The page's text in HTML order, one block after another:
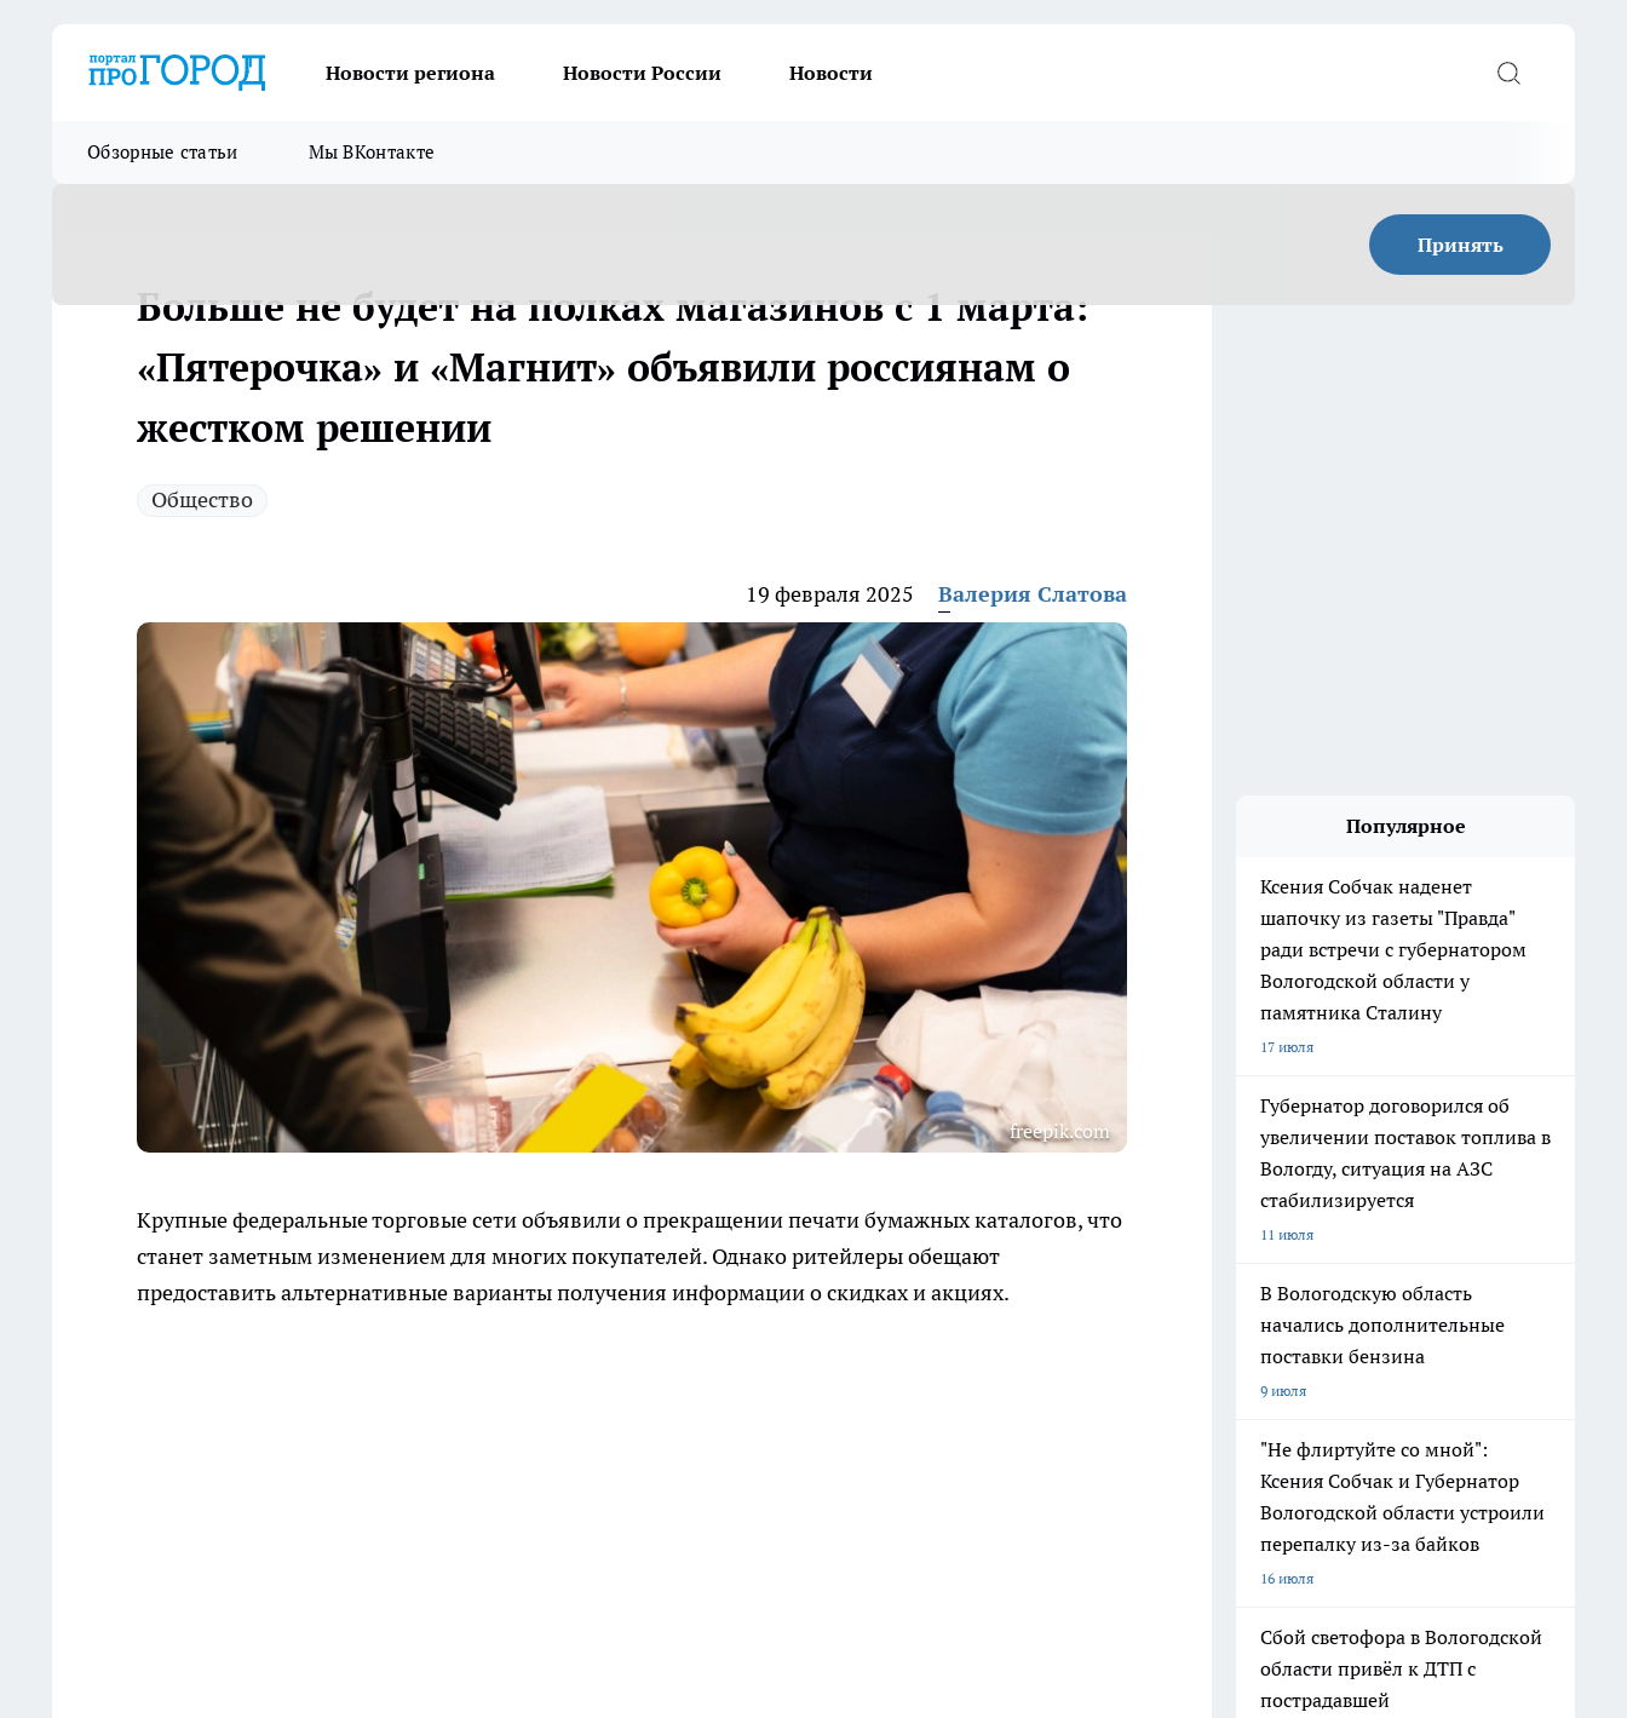
Новости региона Новости России Новости
Обзорные статьи Мы ВКонтакте
Принять
Больше не будет на полках магазинов с 1 марта:
«Пятерочка» и «Магнит» объявили россиянам о
жестком решении
Общество
19 февраля 2025 Валерия Слатова
freepik.com
Крупные федеральные торговые сети объявили о прекращении печати бумажных каталогов, что
станет заметным изменением для многих покупателей. Однако ритейлеры обещают
предоставить альтернативные варианты получения информации о скидках и акциях.
Популярное
Ксения Собчак наденет
шапочку из газеты "Правда"
ради встречи с губернатором
Вологодской области у
памятника Сталину
17 июля
Губернатор договорился об
увеличении поставок топлива в
Вологду, ситуация на АЗС
стабилизируется
11 июля
В Вологодскую область
начались дополнительные
поставки бензина
9 июля
"Не флиртуйте со мной":
Ксения Собчак и Губернатор
Вологодской области устроили
перепалку из-за байков
16 июля
Сбой светофора в Вологодской
области привёл к ДТП с
пострадавшей